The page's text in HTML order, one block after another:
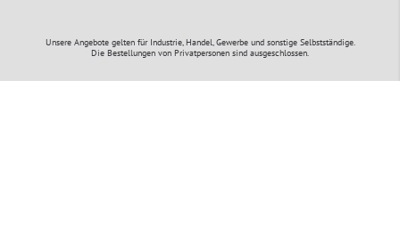
Unsere Angebote gelten für Industrie, Handel, Gewerbe und sonstige Selbstständige.
Die Bestellungen von Privatpersonen sind ausgeschlossen.